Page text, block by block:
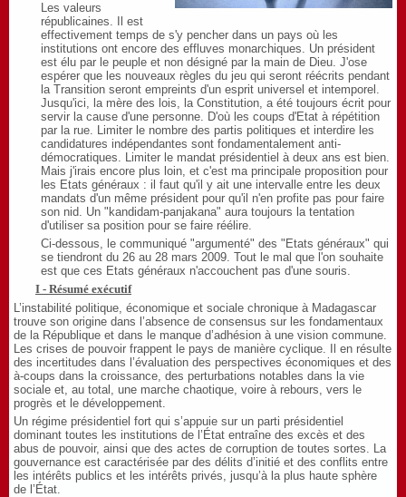
Les valeurs
républicaines. Il est
effectivement temps de s'y pencher dans un pays où les
institutions ont encore des effluves monarchiques. Un président
est élu par le peuple et non désigné par la main de Dieu. J'ose
espérer que les nouveaux règles du jeu qui seront réécrits pendant
la Transition seront empreints d'un esprit universel et intemporel.
Jusqu'ici, la mère des lois, la Constitution, a été toujours écrit pour
servir la cause d'une personne. D'où les coups d'Etat à répétition
par la rue. Limiter le nombre des partis politiques et interdire les
candidatures indépendantes sont fondamentalement anti-
démocratiques. Limiter le mandat présidentiel à deux ans est bien.
Mais j'irais encore plus loin, et c'est ma principale proposition pour
les Etats généraux : il faut qu'il y ait une intervalle entre les deux
mandats d'un même président pour qu'il n'en profite pas pour faire
son nid. Un "kandidam-panjakana" aura toujours la tentation
d'utiliser sa position pour se faire réélire.
Ci-dessous, le communiqué "argumenté" des "Etats généraux" qui
se tiendront du 26 au 28 mars 2009. Tout le mal que l'on souhaite
est que ces Etats généraux n'accouchent pas d'une souris.
I - Résumé exécutif
L’instabilité politique, économique et sociale chronique à Madagascar
trouve son origine dans l’absence de consensus sur les fondamentaux
de la République et dans le manque d’adhésion à une vision commune.
Les crises de pouvoir frappent le pays de manière cyclique. Il en résulte
des incertitudes dans l’évaluation des perspectives économiques et des
à-coups dans la croissance, des perturbations notables dans la vie
sociale et, au total, une marche chaotique, voire à rebours, vers le
progrès et le développement.
Un régime présidentiel fort qui s’appuie sur un parti présidentiel
dominant toutes les institutions de l’État entraîne des excès et des
abus de pouvoir, ainsi que des actes de corruption de toutes sortes. La
gouvernance est caractérisée par des délits d’initié et des conflits entre
les intérêts publics et les intérêts privés, jusqu’à la plus haute sphère
de l’État.